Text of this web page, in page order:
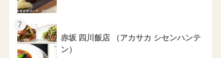
7
赤坂 四川飯店 （アカサカ シセンハンテ
ン）